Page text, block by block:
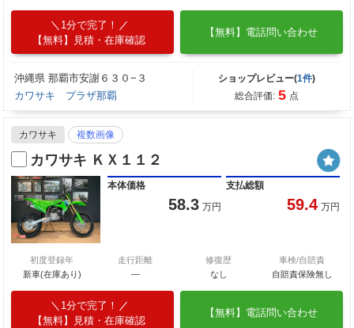
1分で完了！
【無料】見積・在庫確認
【無料】電話問い合わせ
沖縄県 那覇市安謝６３０−３
カワサキ プラザ那覇
ショップレビュー(1件)
総合評価: 5 点
カワサキ 複数画像
カワサキ ＫＸ１１２
本体価格
58.3 万円
支払総額
59.4 万円
初度登録年
新車(在庫あり)
走行距離
―
修復歴
なし
車検/自賠責
自賠責保険無し
1分で完了！
【無料】見積・在庫確認
【無料】電話問い合わせ